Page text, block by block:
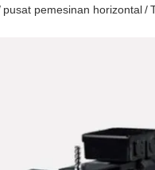
pusat pemesinan horizontal/